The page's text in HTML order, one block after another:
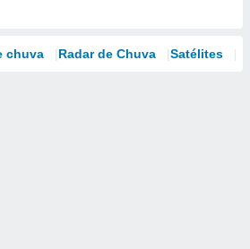
chuva Radar de Chuva Satélites